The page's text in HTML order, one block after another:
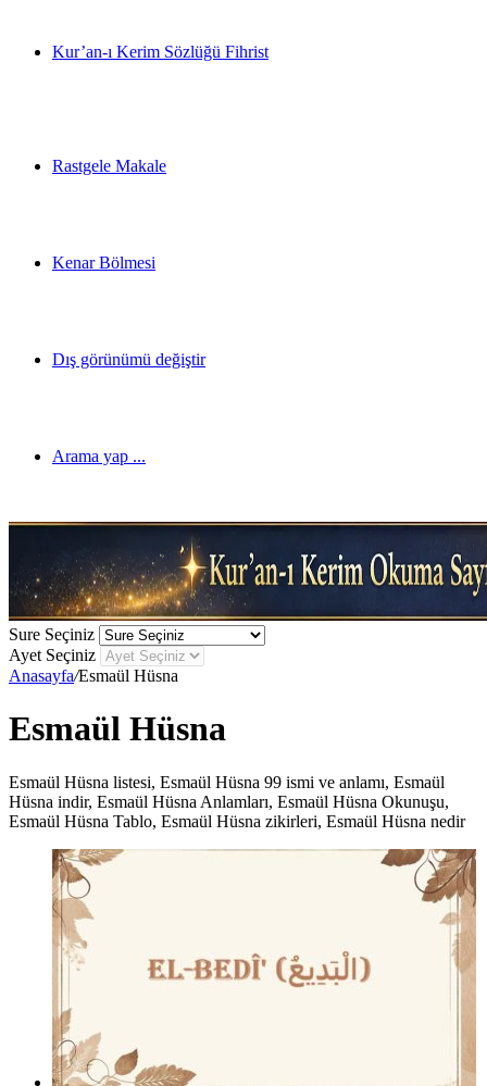
Kur’an-ı Kerim Sözlüğü Fihrist
Rastgele Makale
Kenar Bölmesi
Dış görünümü değiştir
Arama yap ...
Sure Seçiniz
Ayet Seçiniz
Anasayfa/Esmaül Hüsna
Esmaül Hüsna
Esmaül Hüsna listesi, Esmaül Hüsna 99 ismi ve anlamı, Esmaül
Hüsna indir, Esmaül Hüsna Anlamları, Esmaül Hüsna Okunuşu,
Esmaül Hüsna Tablo, Esmaül Hüsna zikirleri, Esmaül Hüsna nedir